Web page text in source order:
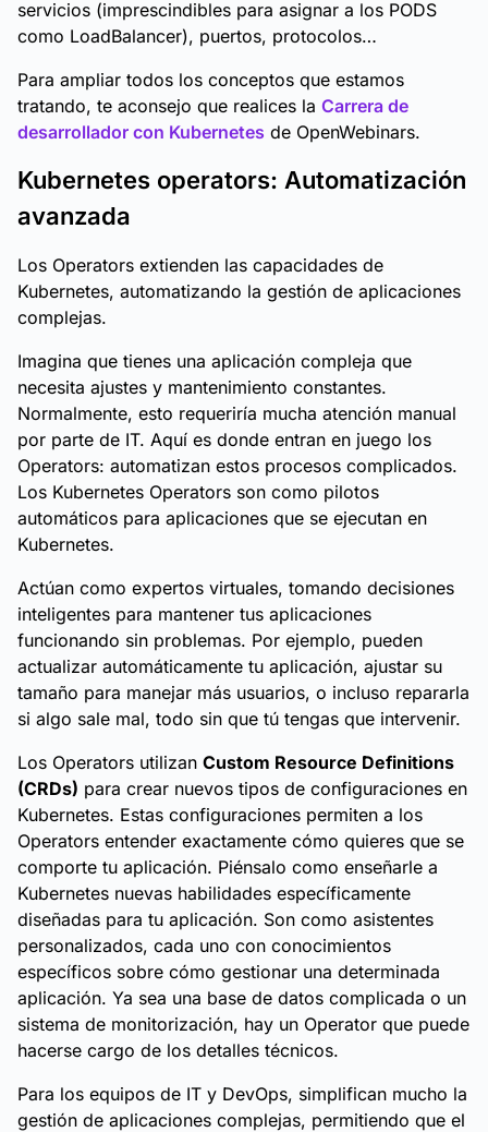
servicios (imprescindibles para asignar a los PODS
como LoadBalancer), puertos, protocolos…
Para ampliar todos los conceptos que estamos
tratando, te aconsejo que realices la Carrera de
desarrollador con Kubernetes de OpenWebinars.
Kubernetes operators: Automatización
avanzada
Los Operators extienden las capacidades de
Kubernetes, automatizando la gestión de aplicaciones
complejas.
Imagina que tienes una aplicación compleja que
necesita ajustes y mantenimiento constantes.
Normalmente, esto requeriría mucha atención manual
por parte de IT. Aquí es donde entran en juego los
Operators: automatizan estos procesos complicados.
Los Kubernetes Operators son como pilotos
automáticos para aplicaciones que se ejecutan en
Kubernetes.
Actúan como expertos virtuales, tomando decisiones
inteligentes para mantener tus aplicaciones
funcionando sin problemas. Por ejemplo, pueden
actualizar automáticamente tu aplicación, ajustar su
tamaño para manejar más usuarios, o incluso repararla
si algo sale mal, todo sin que tú tengas que intervenir.
Los Operators utilizan Custom Resource Definitions
(CRDs) para crear nuevos tipos de configuraciones en
Kubernetes. Estas configuraciones permiten a los
Operators entender exactamente cómo quieres que se
comporte tu aplicación. Piénsalo como enseñarle a
Kubernetes nuevas habilidades específicamente
diseñadas para tu aplicación. Son como asistentes
personalizados, cada uno con conocimientos
específicos sobre cómo gestionar una determinada
aplicación. Ya sea una base de datos complicada o un
sistema de monitorización, hay un Operator que puede
hacerse cargo de los detalles técnicos.
Para los equipos de IT y DevOps, simplifican mucho la
gestión de aplicaciones complejas, permitiendo que el